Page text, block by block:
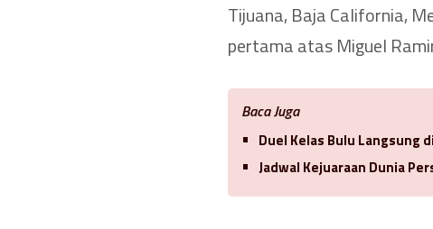
Tijuana, Baja California,
pertama atas Miguel
Baca Juga
Duel Kelas Bulu Langsung
Jadwal Kejuaraan Dunia